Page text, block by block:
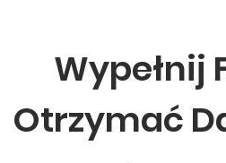
Wypełnij
Otrzymać